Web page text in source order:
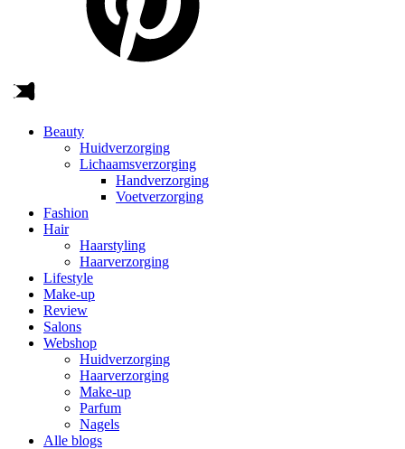
Beauty
Huidverzorging
Lichaamsverzorging
Handverzorging
Voetverzorging
Fashion
Hair
Haarstyling
Haarverzorging
Lifestyle
Make-up
Review
Salons
Webshop
Huidverzorging
Haarverzorging
Make-up
Parfum
Nagels
Alle blogs